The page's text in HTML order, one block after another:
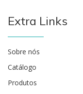
Extra Links
Sobre nós
Catálogo
Produtos